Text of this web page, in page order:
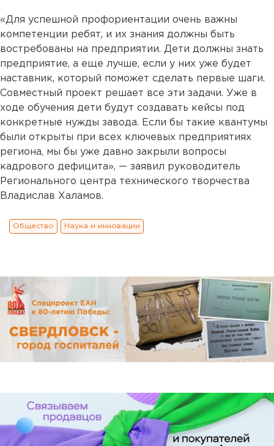
«Для успешной профориентации очень важны
компетенции ребят, и их знания должны быть
востребованы на предприятии. Дети должны знать
предприятие, а еще лучше, если у них уже будет
наставник, который поможет сделать первые шаги.
Совместный проект решает все эти задачи. Уже в
ходе обучения дети будут создавать кейсы под
конкретные нужды завода. Если бы такие квантумы
были открыты при всех ключевых предприятиях
региона, мы бы уже давно закрыли вопросы
кадрового дефицита», — заявил руководитель
Регионального центра технического творчества
Владислав Халамов.
Общество Наука и инновации